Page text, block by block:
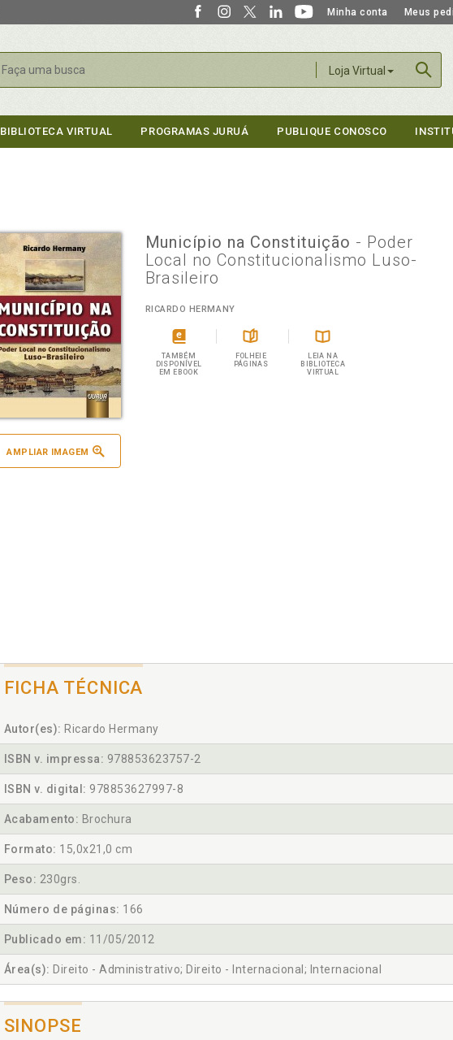
Minha conta Meus
Loja Virtual
Buscar
BIBLIOTECA VIRTUAL PROGRAMAS JURUÁ PUBLIQUE CONOSCO
AMPLIAR IMAGEM
Município na Constituição - Poder
Local no Constitucionalismo Luso-
Brasileiro
RICARDO HERMANY
TAMBÉM
DISPONÍVEL
EM EBOOK
FOLHEIE
PÁGINAS
LEIA NA
BIBLIOTECA
VIRTUAL
FICHA TÉCNICA
Autor(es): Ricardo Hermany
ISBN v. impressa: 978853623757-2
ISBN v. digital: 978853627997-8
Acabamento: Brochura
Formato: 15,0x21,0 cm
Peso: 230grs.
Número de páginas: 166
Publicado em: 11/05/2012
Área(s): Direito - Administrativo; Direito - Internacional; Internacional
SINOPSE